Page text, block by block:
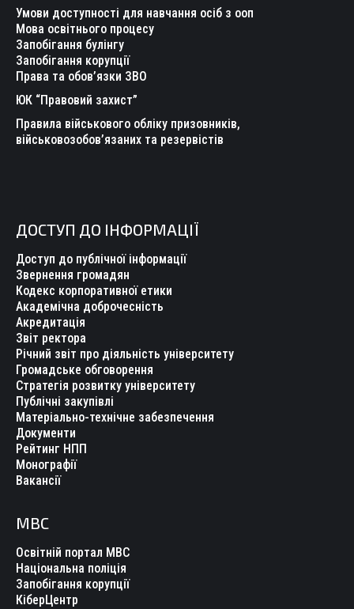
Умови доступності для навчання осіб з ооп
Мова освітнього процесу
Запобігання булінгу
Запобігання корупції
Права та обов’язки ЗВО
ЮК “Правовий захист”
Правила військового обліку призовників,
військовозобов’язаних та резервістів
ДОСТУП ДО ІНФОРМАЦІЇ
Доступ до публічної інформації
Звернення громадян
Кодекс корпоративної етики
Академічна доброчесність
Акредитація
Звіт ректора
Річний звіт про діяльність університету
Громадське обговорення
Стратегія розвитку університету
Публічні закупівлі
Матеріально-технічне забезпечення
Документи
Рейтинг НПП
Монографії
Вакансії
МВС
Освітній портал МВС
Національна поліція
Запобігання корупції
КіберЦентр